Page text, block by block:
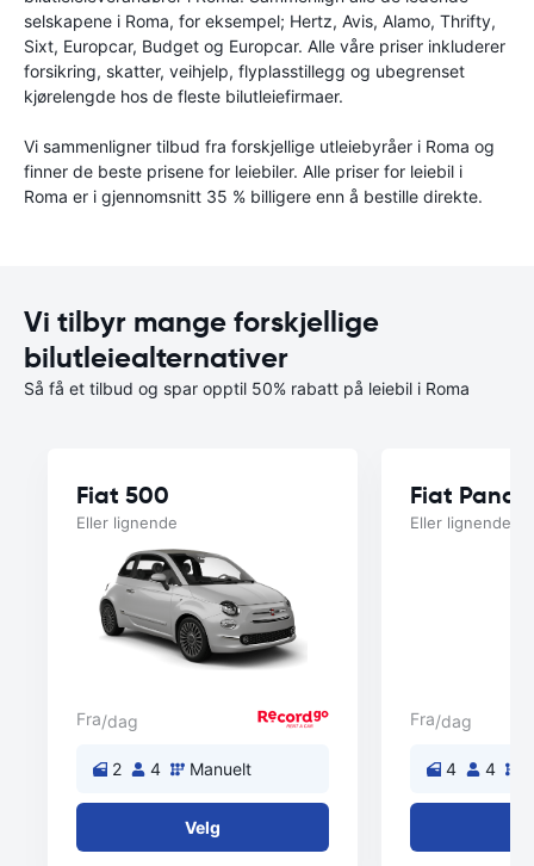
selskapene i Roma, for eksempel; Hertz, Avis, Alamo, Thrifty,
Sixt, Europcar, Budget og Europcar. Alle våre priser inkluderer
forsikring, skatter, veihjelp, flyplasstillegg og ubegrenset
kjørelengde hos de fleste bilutleiefirmaer.
Vi sammenligner tilbud fra forskjellige utleiebyråer i Roma og
finner de beste prisene for leiebiler. Alle priser for leiebil i
Roma er i gjennomsnitt 35 % billigere enn å bestille direkte.
Vi tilbyr mange forskjellige
bilutleiealternativer
Så få et tilbud og spar opptil 50% rabatt på leiebil i Roma
Fiat 500
Eller lignende
Fra/dag
2 4 Manuelt
Velg
Fiat Panda
Eller lignende
Fra/dag
4 4